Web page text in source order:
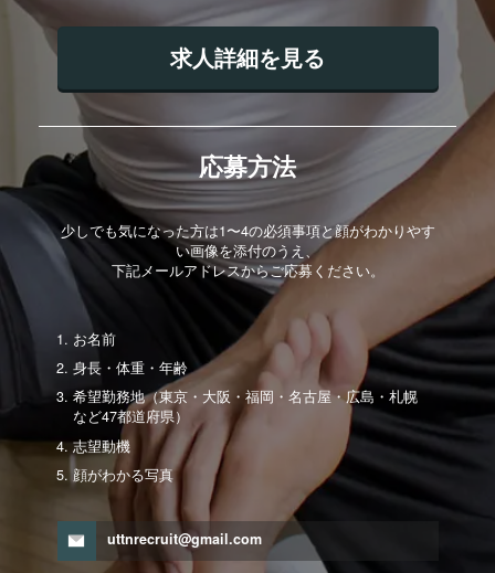
求人詳細を見る
応募方法
少しでも気になった方は1〜4の必須事項と顔がわかりやす
い画像を添付のうえ、
下記メールアドレスからご応募ください。
お名前
身長・体重・年齢
希望勤務地（東京・大阪・福岡・名古屋・広島・札幌
など47都道府県）
志望動機
顔がわかる写真
uttnrecruit@gmail.com